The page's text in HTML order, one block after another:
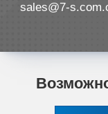
sales@7-